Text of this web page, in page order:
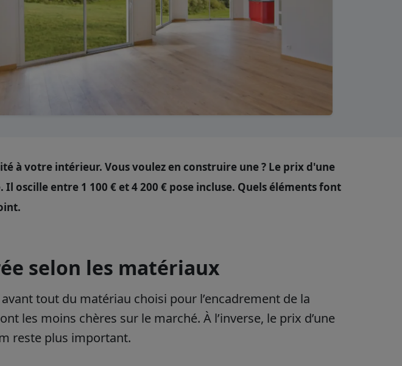
à votre intérieur. Vous voulez en construire une ? Le prix d'une
oscille entre 1 100 € et 4 200 € pose incluse. Quels éléments font
selon les matériaux
tout du matériau choisi pour l’encadrement de la
les moins chères sur le marché. À l’inverse, le prix d’une
reste plus important.